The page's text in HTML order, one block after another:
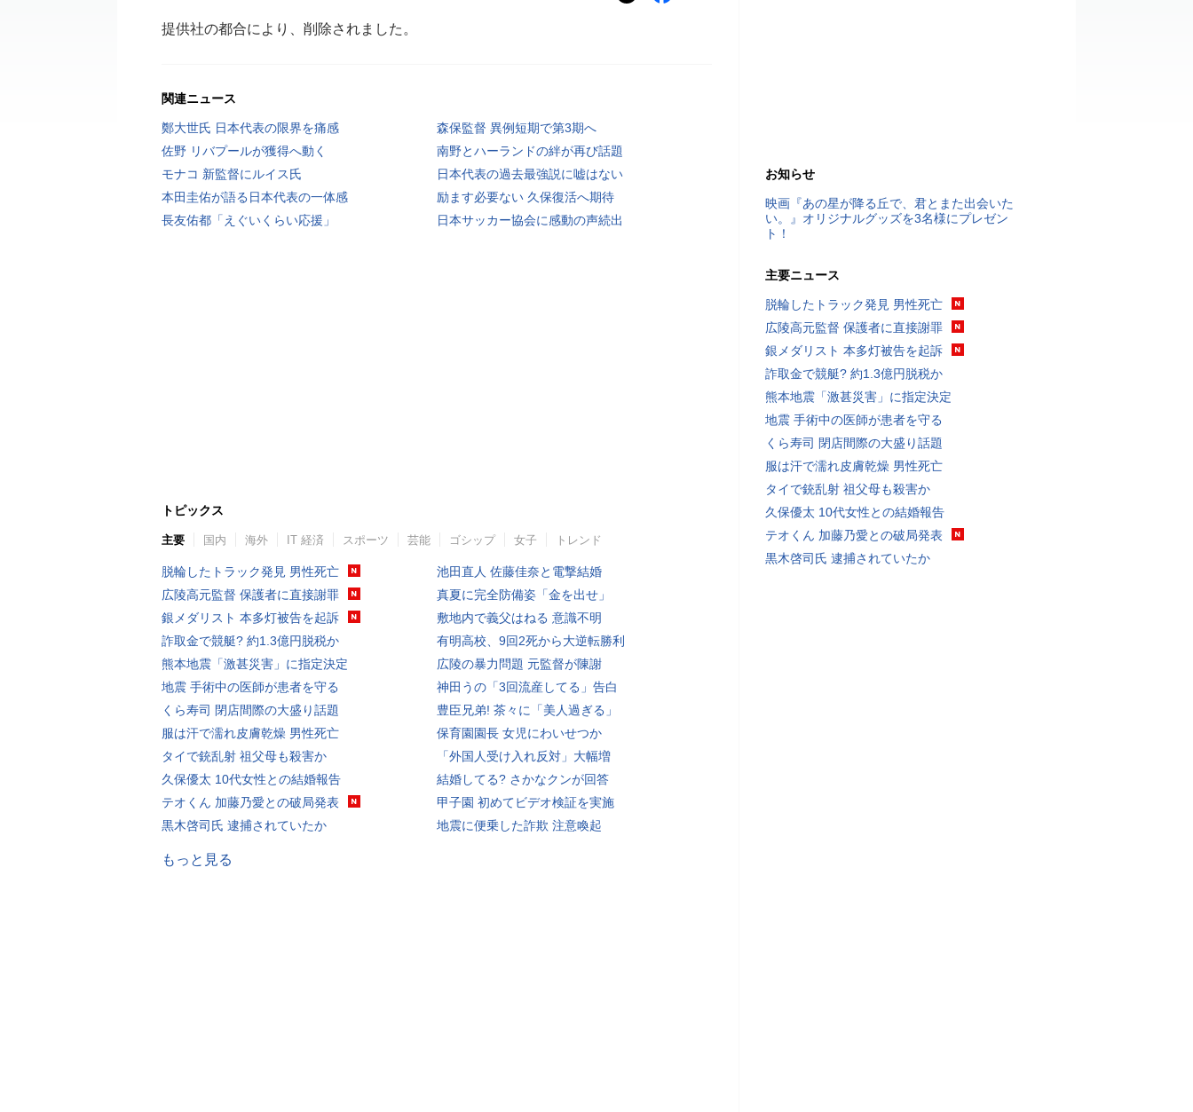
提供社の都合により、削除されました。
関連ニュース
鄭大世氏 日本代表の限界を痛感
森保監督 異例短期で第3期へ
佐野 リバプールが獲得へ動く
南野とハーランドの絆が再び話題
モナコ 新監督にルイス氏
日本代表の過去最強説に嘘はない
本田圭佑が語る日本代表の一体感
励ます必要ない 久保復活へ期待
長友佑都「えぐいくらい応援」
日本サッカー協会に感動の声続出
トピックス
主要 国内 海外 IT 経済 スポーツ 芸能 ゴシップ 女子 トレンド
脱輪したトラック発見 男性死亡
広陵高元監督 保護者に直接謝罪
銀メダリスト 本多灯被告を起訴
詐取金で競艇? 約1.3億円脱税か
熊本地震「激甚災害」に指定決定
地震 手術中の医師が患者を守る
くら寿司 閉店間際の大盛り話題
服は汗で濡れ皮膚乾燥 男性死亡
タイで銃乱射 祖父母も殺害か
久保優太 10代女性との結婚報告
テオくん 加藤乃愛との破局発表
黒木啓司氏 逮捕されていたか
池田直人 佐藤佳奈と電撃結婚
真夏に完全防備姿「金を出せ」
敷地内で義父はねる 意識不明
有明高校、9回2死から大逆転勝利
広陵の暴力問題 元監督が陳謝
神田うの「3回流産してる」告白
豊臣兄弟! 茶々に「美人過ぎる」
保育園園長 女児にわいせつか
「外国人受け入れ反対」大幅増
結婚してる? さかなクンが回答
甲子園 初めてビデオ検証を実施
地震に便乗した詐欺 注意喚起
もっと見る
お知らせ
映画『あの星が降る丘で、君とまた出会いた
い。』オリジナルグッズを3名様にプレゼン
ト！
主要ニュース
脱輪したトラック発見 男性死亡
広陵高元監督 保護者に直接謝罪
銀メダリスト 本多灯被告を起訴
詐取金で競艇? 約1.3億円脱税か
熊本地震「激甚災害」に指定決定
地震 手術中の医師が患者を守る
くら寿司 閉店間際の大盛り話題
服は汗で濡れ皮膚乾燥 男性死亡
タイで銃乱射 祖父母も殺害か
久保優太 10代女性との結婚報告
テオくん 加藤乃愛との破局発表
黒木啓司氏 逮捕されていたか